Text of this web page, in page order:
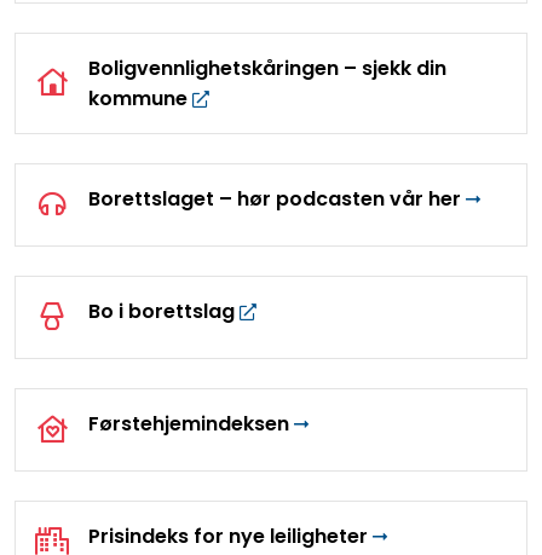
Boligvennlighetskåringen – sjekk din
kommune
Borettslaget – hør podcasten vår her
Bo i borettslag
Førstehjemindeksen
Prisindeks for nye leiligheter